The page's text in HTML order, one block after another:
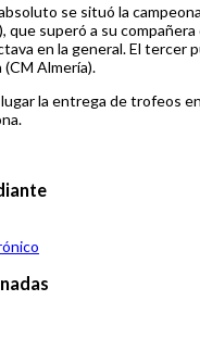
se situó la
que superó a su
en la general. El tercer
(CM Almería).
la entrega de trofeos